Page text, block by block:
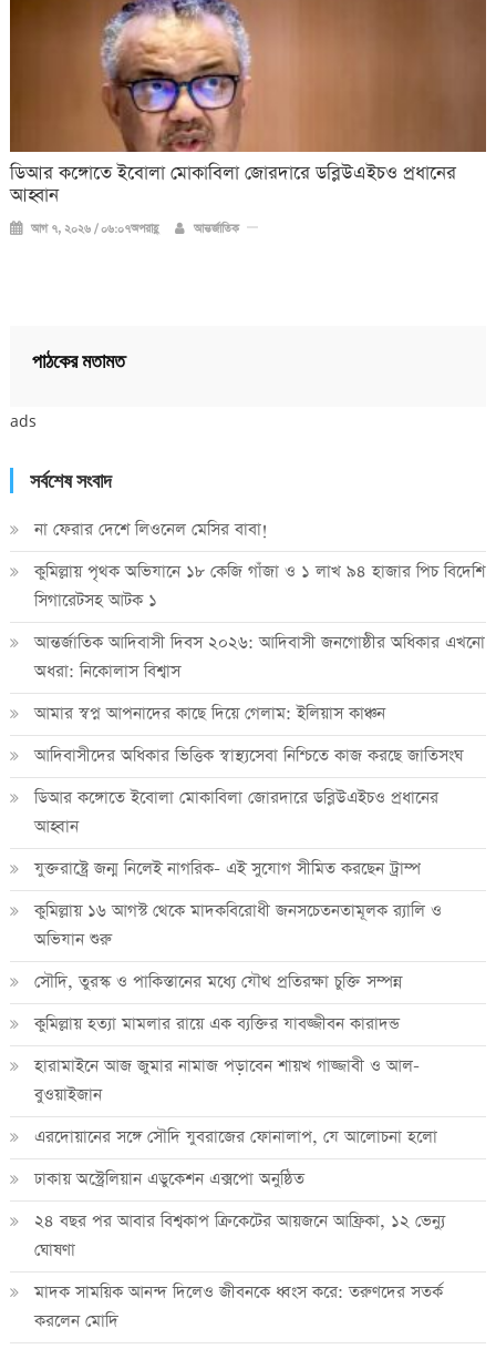
ডিআর কঙ্গোতে ইবোলা মোকাবিলা জোরদারে ডব্লিউএইচও প্রধানের
আহ্বান
আগ ৭, ২০২৬ / ০৬:০৭অপরাহ্ণ আন্তর্জাতিক
পাঠকের মতামত
ads
সর্বশেষ সংবাদ
না ফেরার দেশে লিওনেল মেসির বাবা!
কুমিল্লায় পৃথক অভিযানে ১৮ কেজি গাঁজা ও ১ লাখ ৯৪ হাজার পিচ বিদেশি
সিগারেটসহ আটক ১
আন্তর্জাতিক আদিবাসী দিবস ২০২৬: আদিবাসী জনগোষ্ঠীর অধিকার এখনো
অধরা: নিকোলাস বিশ্বাস
আমার স্বপ্ন আপনাদের কাছে দিয়ে গেলাম: ইলিয়াস কাঞ্চন
আদিবাসীদের অধিকার ভিত্তিক স্বাস্থ্যসেবা নিশ্চিতে কাজ করছে জাতিসংঘ
ডিআর কঙ্গোতে ইবোলা মোকাবিলা জোরদারে ডব্লিউএইচও প্রধানের
আহ্বান
যুক্তরাষ্ট্রে জন্ম নিলেই নাগরিক- এই সুযোগ সীমিত করছেন ট্রাম্প
কুমিল্লায় ১৬ আগস্ট থেকে মাদকবিরোধী জনসচেতনতামূলক র‍্যালি ও
অভিযান শুরু
সৌদি, তুরস্ক ও পাকিস্তানের মধ্যে যৌথ প্রতিরক্ষা চুক্তি সম্পন্ন
কুমিল্লায় হত্যা মামলার রায়ে এক ব্যক্তির যাবজ্জীবন কারাদন্ড
হারামাইনে আজ জুমার নামাজ পড়াবেন শায়খ গাজ্জাবী ও আল-
বুওয়াইজান
এরদোয়ানের সঙ্গে সৌদি যুবরাজের ফোনালাপ, যে আলোচনা হলো
ঢাকায় অস্ট্রেলিয়ান এডুকেশন এক্সপো অনুষ্ঠিত
২৪ বছর পর আবার বিশ্বকাপ ক্রিকে‌টের আয়জনে আফ্রিকা, ১২ ভেন্যু
ঘোষণা
মাদক সাময়িক আনন্দ দিলেও জীবনকে ধ্বংস করে: তরুণদের সতর্ক
করলেন মোদি